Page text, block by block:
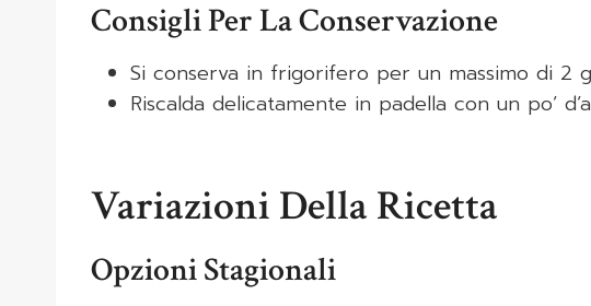
Consigli Per La Conservazione
Si conserva in frigorifero per un massimo di 2
Riscalda delicatamente in padella con un po’
Variazioni Della Ricetta
Opzioni Stagionali